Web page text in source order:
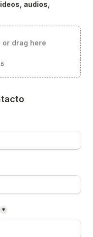
audios,
drag here
*